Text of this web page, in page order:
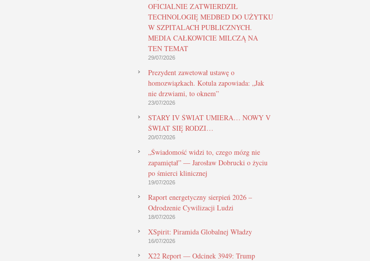
OFICJALNIE ZATWIERDZIŁ
TECHNOLOGIĘ MEDBED DO UŻYTKU
W SZPITALACH PUBLICZNYCH.
MEDIA CAŁKOWICIE MILCZĄ NA
TEN TEMAT
29/07/2026
Prezydent zawetował ustawę o
homozwiązkach. Kotula zapowiada: „Jak
nie drzwiami, to oknem”
23/07/2026
STARY IV ŚWIAT UMIERA… NOWY V
ŚWIAT SIĘ RODZI…
20/07/2026
„Świadomość widzi to, czego mózg nie
zapamiętał” — Jarosław Dobrucki o życiu
po śmierci klinicznej
19/07/2026
Raport energetyczny sierpień 2026 –
Odrodzenie Cywilizacji Ludzi
18/07/2026
XSpirit: Piramida Globalnej Władzy
16/07/2026
X22 Report — Odcinek 3949: Trump